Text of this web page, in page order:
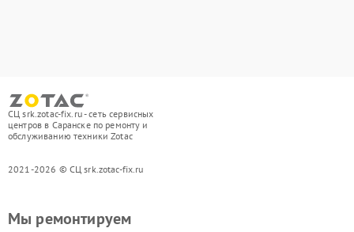
СЦ srk.zotac-fix.ru - сеть сервисных
центров в Саранске по ремонту и
обслуживанию техники Zotac
2021-2026 © СЦ srk.zotac-fix.ru
Мы ремонтируем